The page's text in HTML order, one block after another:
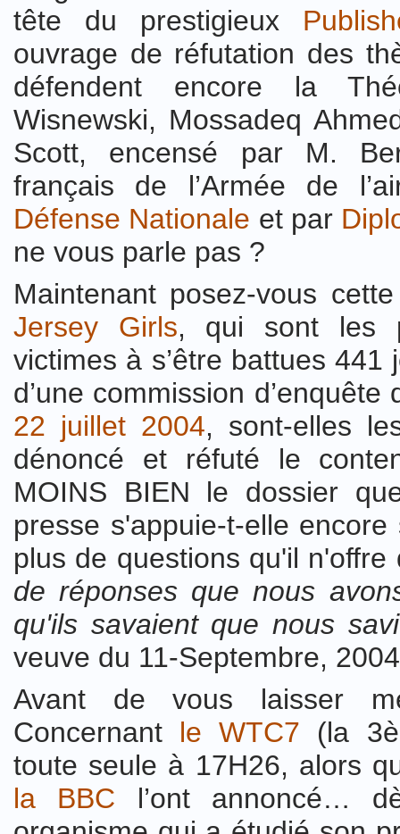
tête du prestigieux
ouvrage de réfutation des
défendent encore la
Wisnewski, Mossadeq
Scott, encensé par M.
français de l’Armée de
Défense Nationale et par
ne vous parle pas ?
Maintenant posez-vous
Jersey Girls, qui sont les
victimes à s’être battues
d’une commission
22 juillet 2004, sont-elles
dénoncé et réfuté le
MOINS BIEN le dossier
presse s'appuie-t-elle
plus de questions qu'il
de réponses que nous
qu'ils savaient que nous
veuve du 11-Septembre,
Avant de vous laisser
Concernant le WTC7 (la
toute seule à 17H26, alors
la BBC l’ont annoncé…